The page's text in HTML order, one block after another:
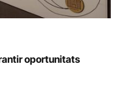
oportunitats